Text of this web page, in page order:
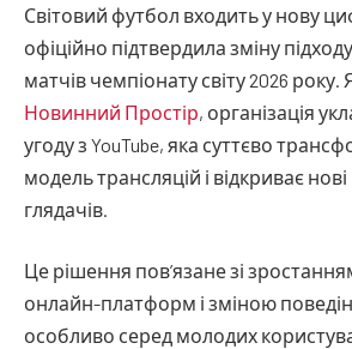
Світовий футбол входить у нову
офіційно підтвердила зміну
матчів чемпіонату світу 2026 року.
Новинний Простір, організація
угоду з YouTube, яка суттєво
модель трансляцій і відкриває
глядачів.
Це рішення пов’язане зі
онлайн-платформ і зміною
особливо серед молодих